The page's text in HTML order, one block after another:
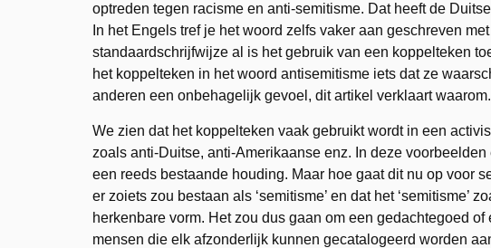
optreden tegen racisme en anti-semitisme. Dat heeft de
In het Engels tref je het woord zelfs vaker aan geschreven
standaardschrijfwijze al is het gebruik van een koppelteken
het koppelteken in het woord antisemitisme iets dat ze
anderen een onbehagelijk gevoel, dit artikel verklaart waarom.
We zien dat het koppelteken vaak gebruikt wordt in een
zoals anti-Duitse, anti-Amerikaanse enz. In deze
een reeds bestaande houding. Maar hoe gaat dit nu op voor
er zoiets zou bestaan als ‘semitisme’ en dat het ‘semitisme’
herkenbare vorm. Het zou dus gaan om een gedachtegoed
mensen die elk afzonderlijk kunnen gecatalogeerd worden